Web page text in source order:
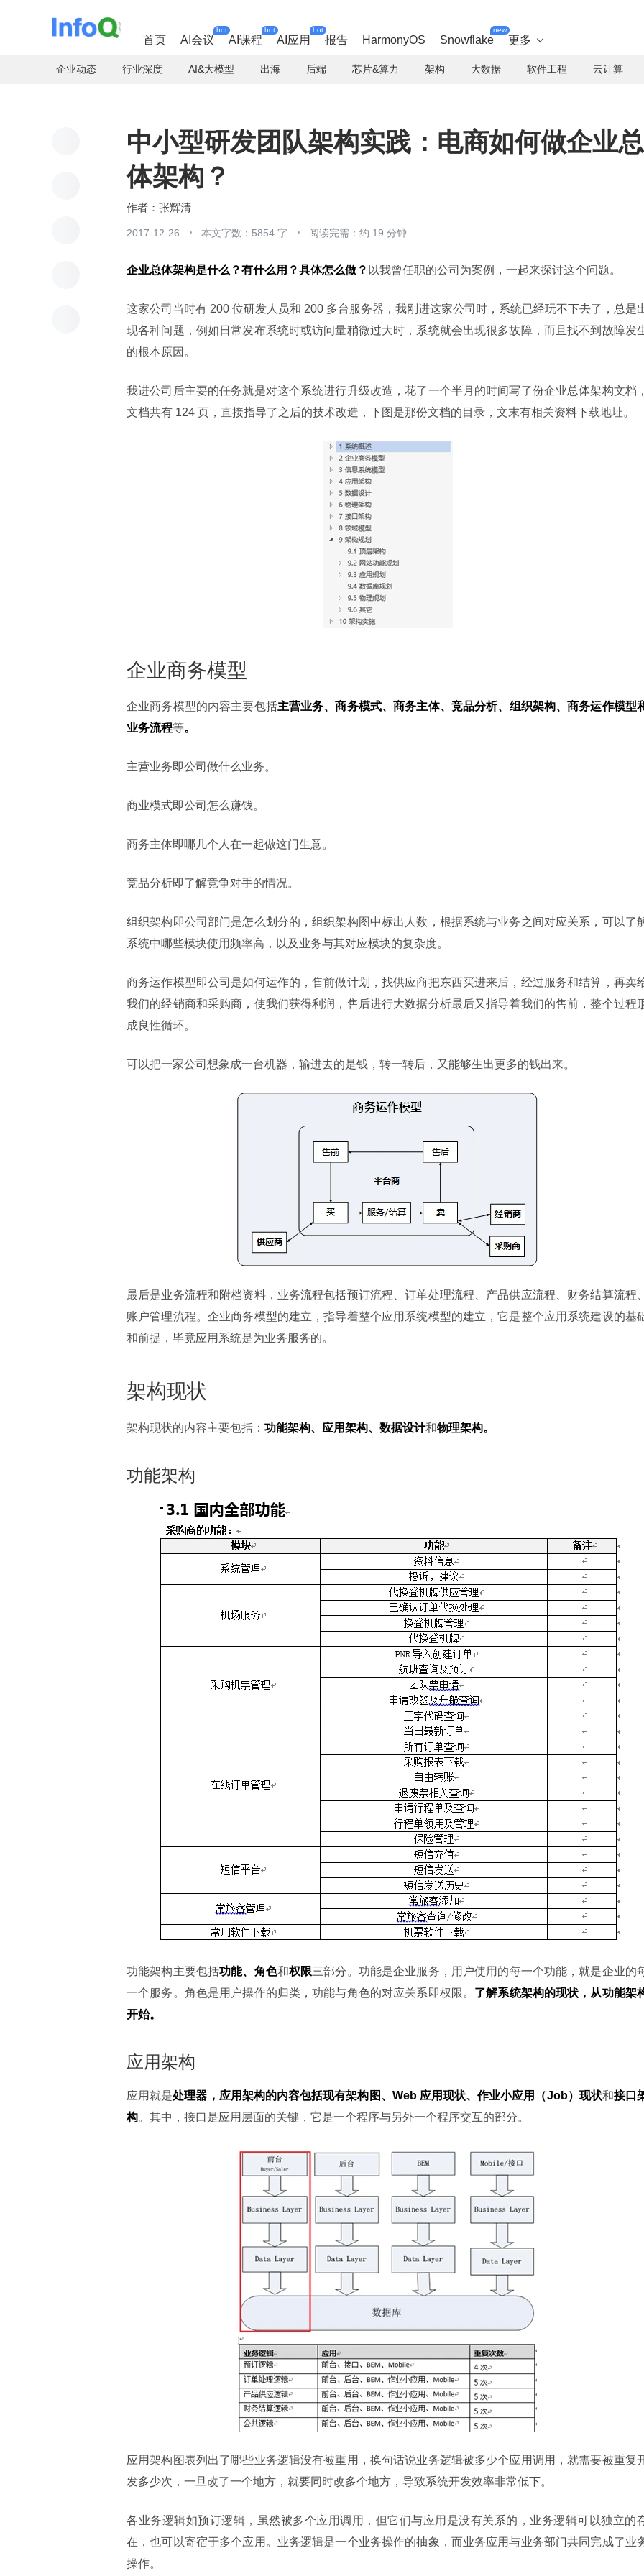
首页 AI会议
hot
AI课程
hot
AI应用
hot
报告 HarmonyOS Snowflake
new
更多 
企业动态 行业深度 AI&大模型 出海 后端 芯片&算力 架构 大数据 软件工程 云计算
中小型研发团队架构实践：电商如何做企业总
体架构？
张辉清
2017-12-26 本文字数：5854 字 阅读完需：约 19 分钟
企业总体架构是什么？有什么用？具体怎么做？ 以我曾任职的公司为案例，一起来探讨这个问题。
这家公司当时有 200 位研发人员和 200 多台服务器，我刚进这家公司时，系统已经玩不下去了，总是
现各种问题，例如日常发布系统时或访问量稍微过大时，系统就会出现很多故障，而且找不到故障发
的根本原因。
我进公司后主要的任务就是对这个系统进行升级改造，花了一个半月的时间写了份企业总体架构文档
文档共有 124 页，直接指导了之后的技术改造，下图是那份文档的目录，文末有相关资料下载地址。
企业商务模型
企业商务模型的内容主要包括主营业务、商务模式、商务主体、竞品分析、组织架构、商务运作模型
业务流程等。
主营业务即公司做什么业务。
商业模式即公司怎么赚钱。
商务主体即哪几个人在一起做这门生意。
竞品分析即了解竞争对手的情况。
组织架构即公司部门是怎么划分的，组织架构图中标出人数，根据系统与业务之间对应关系，可以了
系统中哪些模块使用频率高，以及业务与其对应模块的复杂度。
商务运作模型即公司是如何运作的，售前做计划，找供应商把东西买进来后，经过服务和结算，再卖
我们的经销商和采购商，使我们获得利润，售后进行大数据分析最后又指导着我们的售前，整个过程
成良性循环。
可以把一家公司想象成一台机器，输进去的是钱，转一转后，又能够生出更多的钱出来。
最后是业务流程和附档资料，业务流程包括预订流程、订单处理流程、产品供应流程、财务结算流程
账户管理流程。企业商务模型的建立，指导着整个应用系统模型的建立，它是整个应用系统建设的基
和前提，毕竟应用系统是为业务服务的。
架构现状
架构现状的内容主要包括： 功能架构、应用架构、数据设计和物理架构。
功能架构
功能架构主要包括功能、角色和权限三部分。功能是企业服务，用户使用的每一个功能，就是企业的
一个服务。角色是用户操作的归类，功能与角色的对应关系即权限。 了解系统架构的现状，从功能架
开始。
应用架构
应用就是处理器， 应用架构的内容包括现有架构图、Web 应用现状、作业小应用（Job）现状和接口
构。其中，接口是应用层面的关键，它是一个程序与另外一个程序交互的部分。
应用架构图表列出了哪些业务逻辑没有被重用，换句话说业务逻辑被多少个应用调用，就需要被重复
发多少次，一旦改了一个地方，就要同时改多个地方，导致系统开发效率非常低下。
各业务逻辑如预订逻辑，虽然被多个应用调用，但它们与应用是没有关系的，业务逻辑可以独立的
在，也可以寄宿于多个应用。业务逻辑是一个业务操作的抽象，而业务应用与业务部门共同完成了业
操作。